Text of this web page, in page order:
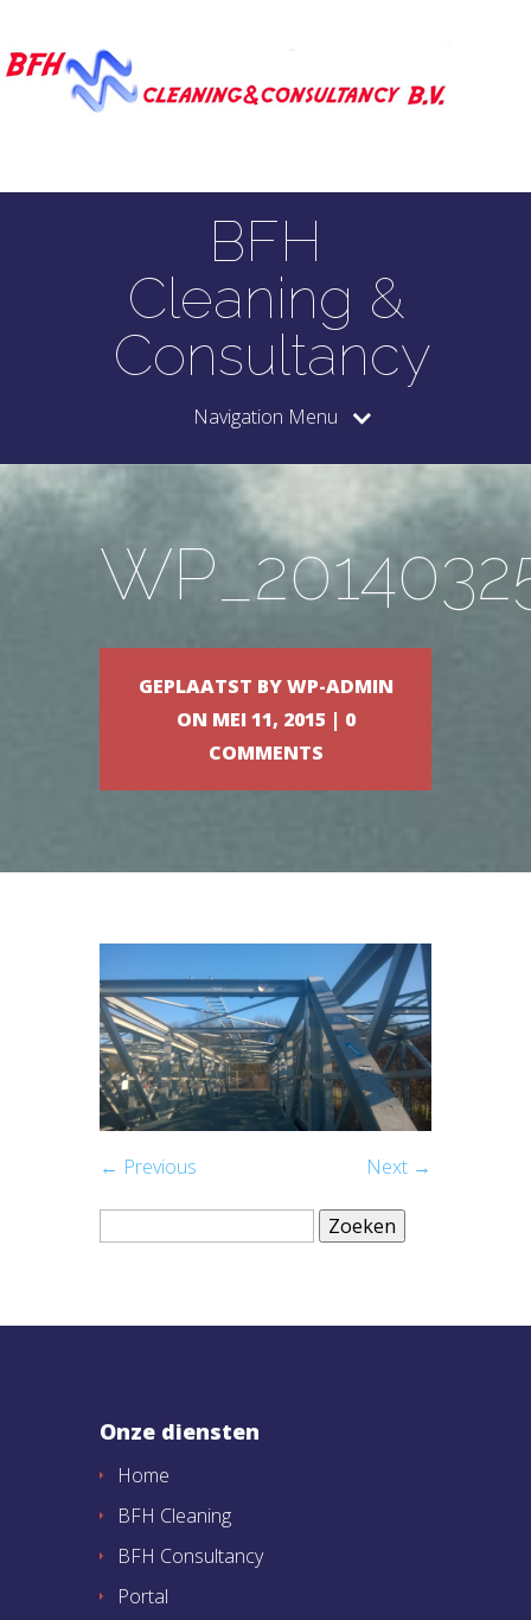
BFH
Cleaning &
Consultancy
Navigation Menu
GEPLAATST BYWP-ADMIN
ON MEI 11, 2015 | 0
COMMENTS
← Previous
Next →
Zoeken
Onze diensten
Home
BFH Cleaning
BFH Consultancy
Portal